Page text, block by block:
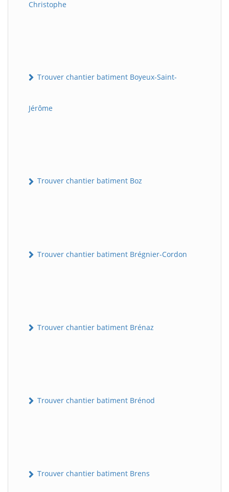
Christophe
Trouver chantier batiment Boyeux-Saint-
Jérôme
Trouver chantier batiment Boz
Trouver chantier batiment Brégnier-Cordon
Trouver chantier batiment Brénaz
Trouver chantier batiment Brénod
Trouver chantier batiment Brens